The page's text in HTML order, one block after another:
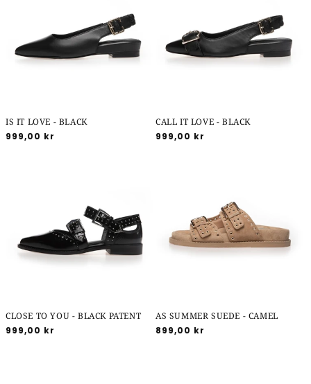
IS IT LOVE - BLACK
Normalpris
999,00 kr
CALL IT LOVE - BLACK
Normalpris
999,00 kr
CLOSE TO YOU - BLACK PATENT
Normalpris
999,00 kr
AS SUMMER SUEDE - CAMEL
Normalpris
899,00 kr